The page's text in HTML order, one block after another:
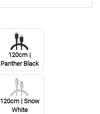
120cm |
Panther Black
120cm | Snow
White